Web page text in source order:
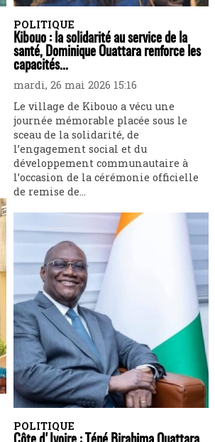
POLITIQUE
Kibouo : la solidarité au service de la
santé, Dominique Ouattara renforce les
capacités...
mardi, 26 mai 2026 15:16
Le village de Kibouo a vécu une
journée mémorable placée sous le
sceau de la solidarité, de
l’engagement social et du
développement communautaire à
l’occasion de la cérémonie officielle
de remise de...
POLITIQUE